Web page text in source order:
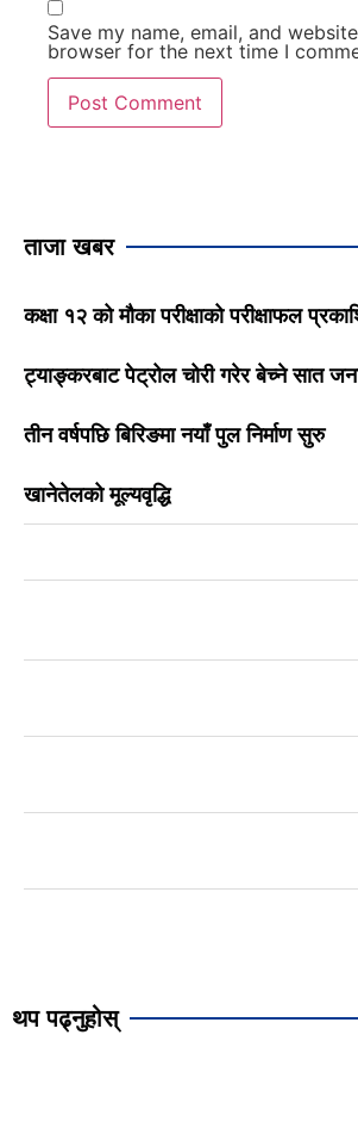
Save my name, email, and
browser for the next time I
ताजा खबर
कक्षा १२ को मौका परीक्षाको परीक्षाफल
ट्याङ्करबाट पेट्रोल चोरी गरेर बेच्ने सात
तीन वर्षपछि बिरिङमा नयाँ पुल निर्माण सुरु
खानेतेलको मूल्यवृद्धि
थप पढ्नुहोस्